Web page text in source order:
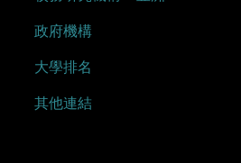
政府機構
大學排名
其他連結